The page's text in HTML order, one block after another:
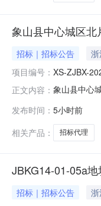
象山县中心城区
招标｜招标公告
项目编号： XS-ZJBX-
正文内容： 象山县中心
项目基本情
求：合格比选
发布时间： 5小时前
相关产品：
招标代理
JBKG14-01-05a
招标｜招标公告